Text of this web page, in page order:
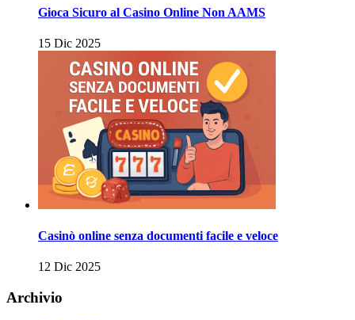
Gioca Sicuro al Casino Online Non AAMS
15 Dic 2025
Casinò online senza documenti facile e veloce
12 Dic 2025
Archivio